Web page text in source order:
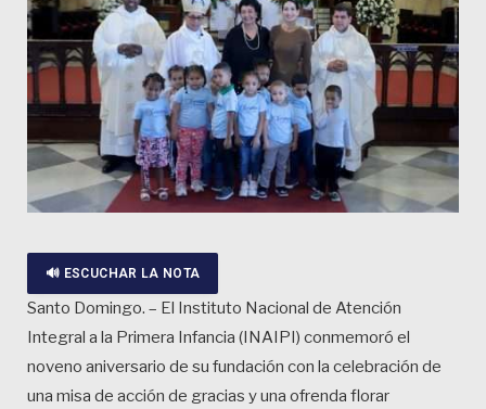
🔊 ESCUCHAR LA NOTA
Santo Domingo. – El Instituto Nacional de Atención
Integral a la Primera Infancia (INAIPI) conmemoró el
noveno aniversario de su fundación con la celebración de
una misa de acción de gracias y una ofrenda florar